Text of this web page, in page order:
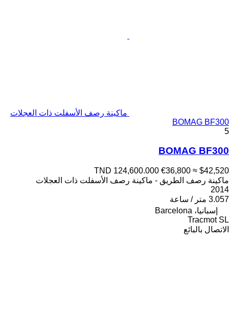
ماكينة رصف الأسفلت ذات العجلات
BOMAG BF300
5
BOMAG BF300
TND 124,600.000 €36,800 ≈ $42,520
ماكينة رصف الطريق - ماكينة رصف الأسفلت ذات العجلات
2014
3.057 متر / ساعة
إسبانيا، Barcelona
Tracmot SL
الاتصال بالبائع